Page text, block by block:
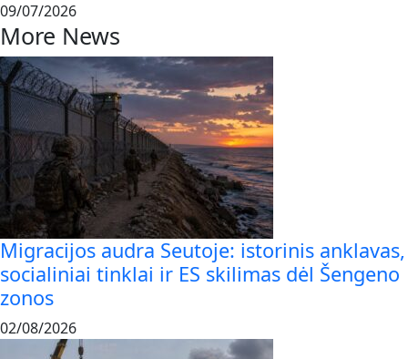
09/07/2026
More News
Migracijos audra Seutoje: istorinis anklavas,
socialiniai tinklai ir ES skilimas dėl Šengeno
zonos
02/08/2026